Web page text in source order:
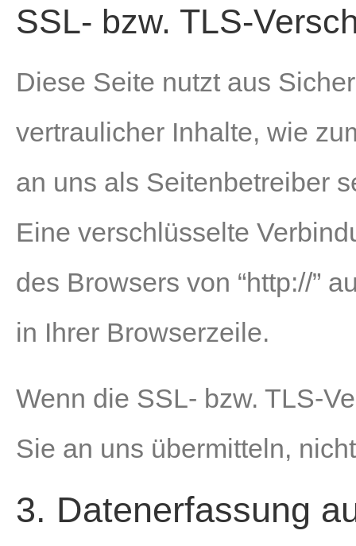
SSL- bzw. TLS-
Diese Seite nutzt aus
vertraulicher Inhalte, wie
an uns als Seitenbetreiber
Eine verschlüsselte
des Browsers von “http://”
in Ihrer Browserzeile.
Wenn die SSL- bzw. TLS-
Sie an uns übermitteln,
3. Datenerfassung